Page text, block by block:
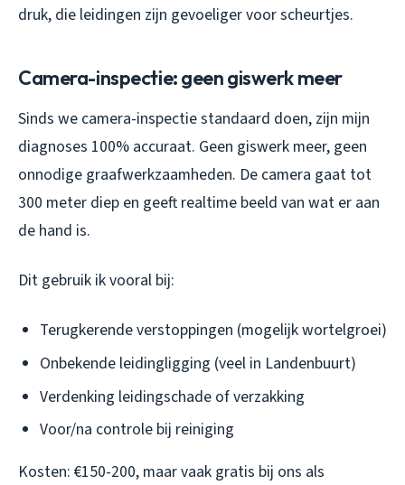
druk, die leidingen zijn gevoeliger voor scheurtjes.
Camera-inspectie: geen giswerk meer
Sinds we camera-inspectie standaard doen, zijn mijn
diagnoses 100% accuraat. Geen giswerk meer, geen
onnodige graafwerkzaamheden. De camera gaat tot
300 meter diep en geeft realtime beeld van wat er aan
de hand is.
Dit gebruik ik vooral bij:
Terugkerende verstoppingen (mogelijk wortelgroei)
Onbekende leidingligging (veel in Landenbuurt)
Verdenking leidingschade of verzakking
Voor/na controle bij reiniging
Kosten: €150-200, maar vaak gratis bij ons als